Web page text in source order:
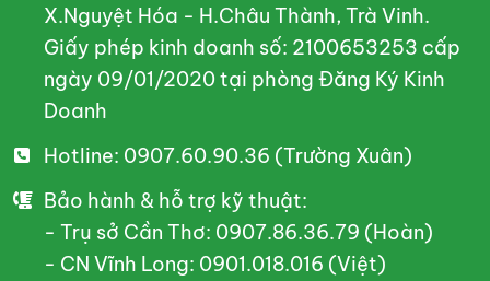
X.Nguyệt Hóa - H.Châu Thành, Trà Vinh.
Giấy phép kinh doanh số: 2100653253 cấp
ngày 09/01/2020 tại phòng Đăng Ký Kinh
Doanh
Hotline: 0907.60.90.36 (Trường Xuân)
Bảo hành & hỗ trợ kỹ thuật:
- Trụ sở Cần Thơ: 0907.86.36.79 (Hoàn)
- CN Vĩnh Long: 0901.018.016 (Việt)